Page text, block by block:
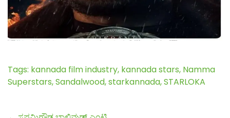
Tags: kannada film industry, kannada stars, Namma
Superstars,Sandalwood,starkannada,STARLOKA